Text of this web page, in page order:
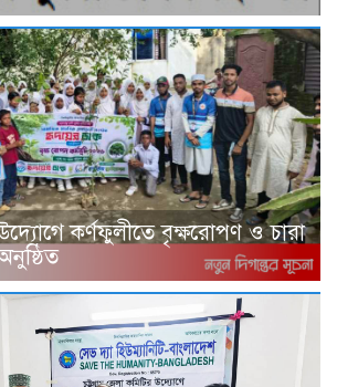
কর্ণফুলীতে বৃক্ষরোপণ ও চারা